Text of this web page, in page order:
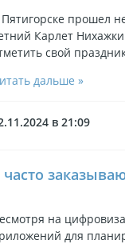
прошел
Карлет
свой
дальше »
в 21:09
на
для